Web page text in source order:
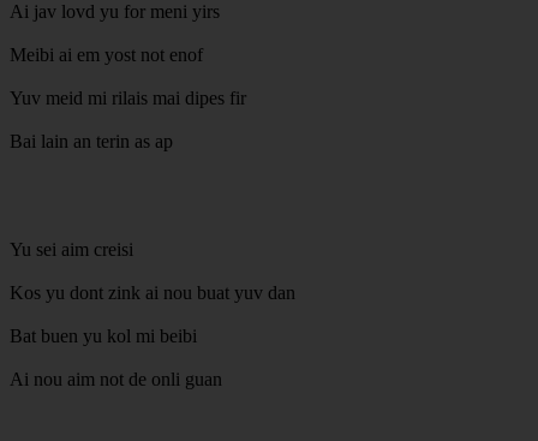
Ai jav lovd yu for meni yirs
Meibi ai em yost not enof
Yuv meid mi rilais mai dipes fir
Bai lain an terin as ap
Yu sei aim creisi
Kos yu dont zink ai nou buat yuv dan
Bat buen yu kol mi beibi
Ai nou aim not de onli guan